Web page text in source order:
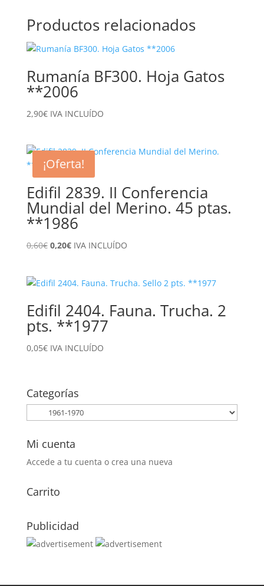
Productos relacionados
Rumanía BF300. Hoja Gatos
**2006
2,90€ IVA INCLUÍDO
¡Oferta!
Edifil 2839. II Conferencia
Mundial del Merino. 45 ptas.
**1986
0,60€ El
era:
0,20€El
es:
IVA INCLUÍDO
Edifil 2404. Fauna. Trucha. 2
pts. **1977
0,05€ IVA INCLUÍDO
Categorías
Mi cuenta
Accede a tu cuenta o crea una nueva
Carrito
Publicidad